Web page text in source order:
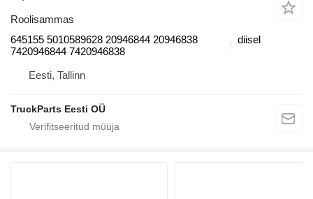
Roolisammas
645155 5010589628 20946844 20946838
7420946844 7420946838
diisel
Eesti, Tallinn
TruckParts Eesti OÜ